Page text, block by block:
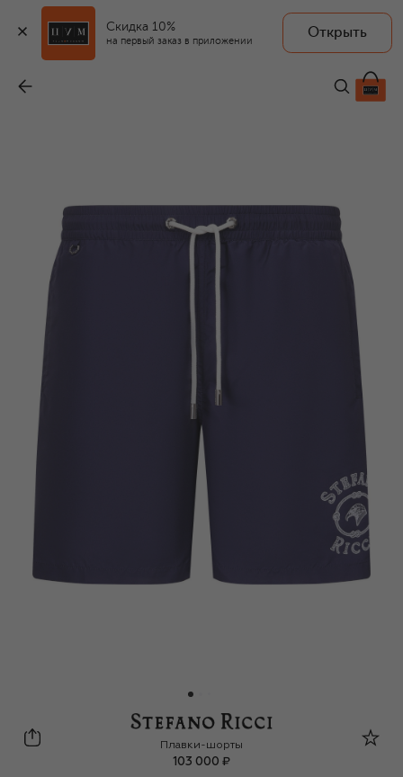
Скидка 10%
на первый заказ в приложении
Открыть
103 000 ₽
Stefano Ricci
Плавки-шорты
103 000 ₽